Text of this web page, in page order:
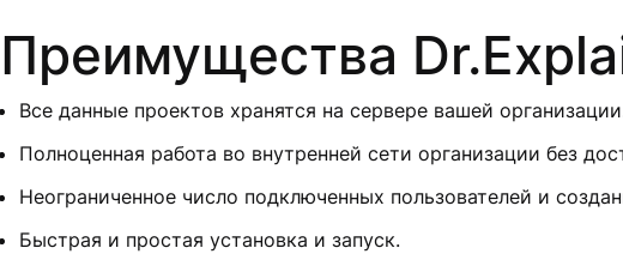
Преимущества
Все данные проектов хранятся на сервере вашей
Полноценная работа во внутренней сети организации без
Неограниченное число подключенных пользователей и
Быстрая и простая установка и запуск.